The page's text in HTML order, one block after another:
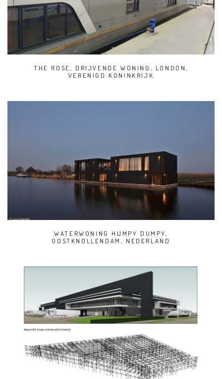
THE ROSE, DRIJVENDE WONING, LONDON,
VERENIGD KONINKRIJK
WATERWONING HUMPY DUMPY,
OOSTKNOLLENDAM, NEDERLAND